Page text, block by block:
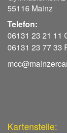
55116 Mainz
Telefon:
06131 23 21 11
06131 23 77 33
Kartenstelle: